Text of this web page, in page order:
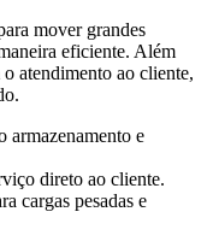
mover grandes
eficiente. Além
atendimento ao cliente,
armazenamento e
direto ao cliente.
cargas pesadas e